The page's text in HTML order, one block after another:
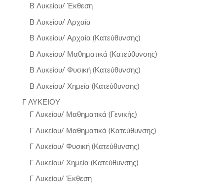
Β Λυκείου/ Έκθεση
Β Λυκείου/ Αρχαία
Β Λυκείου/ Αρχαία (Κατεύθυνσης)
Β Λυκείου/ Μαθηματικά (Κατεύθυνσης)
Β Λυκείου/ Φυσική (Κατεύθυνσης)
Β Λυκείου/ Χημεία (Κατεύθυνσης)
Γ ΛΥΚΕΙΟΥ
Γ Λυκείου/ Μαθηματικά (Γενικής)
Γ Λυκείου/ Μαθηματικά (Κατεύθυνσης)
Γ Λυκείου/ Φυσική (Κατεύθυνσης)
Γ Λυκείου/ Χημεία (Κατεύθυνσης)
Γ Λυκείου/ Έκθεση